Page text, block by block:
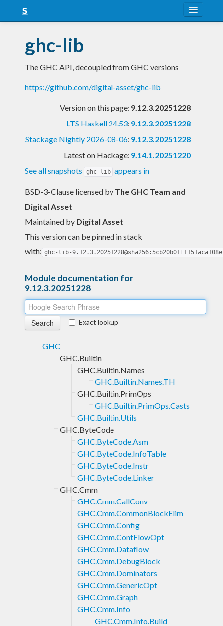
Snapshots
LTS
Nightly
ghc-lib
The GHC API, decoupled from GHC versions
https://github.com/digital-asset/ghc-lib
Version on this page: 9.12.3.20251228
LTS Haskell 24.53: 9.12.3.20251228
Stackage Nightly 2026-08-06: 9.12.3.20251228
Latest on Hackage: 9.14.1.20251220
See all snapshots
ghc-lib appears in
BSD-3-Clause licensed by The GHC Team and
Digital Asset
Maintained by Digital Asset
This version can be pinned in stack
with: ghc-lib-
Module documentation for
9.12.3.20251228
Exact lookup
GHC
GHC.Builtin
GHC.Builtin.Names
GHC.Builtin.Names.TH
GHC.Builtin.PrimOps
GHC.Builtin.PrimOps.Casts
GHC.Builtin.Utils
GHC.ByteCode
GHC.ByteCode.Asm
GHC.ByteCode.InfoTable
GHC.ByteCode.Instr
GHC.ByteCode.Linker
GHC.Cmm
GHC.Cmm.CallConv
GHC.Cmm.CommonBlockElim
GHC.Cmm.Config
GHC.Cmm.ContFlowOpt
GHC.Cmm.Dataflow
GHC.Cmm.DebugBlock
GHC.Cmm.Dominators
GHC.Cmm.GenericOpt
GHC.Cmm.Graph
GHC.Cmm.Info
GHC.Cmm.Info.Build